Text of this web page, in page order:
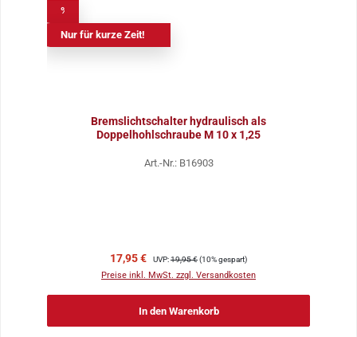
Nur für kurze Zeit!
Bremslichtschalter hydraulisch als
Doppelhohlschraube M 10 x 1,25
Art.-Nr.: B16903
Verkaufspreis:
17,95 € Regulärer Preis:
UVP:19,95 €(10% gespart)
Preise inkl. MwSt. zzgl. Versandkosten
In den Warenkorb